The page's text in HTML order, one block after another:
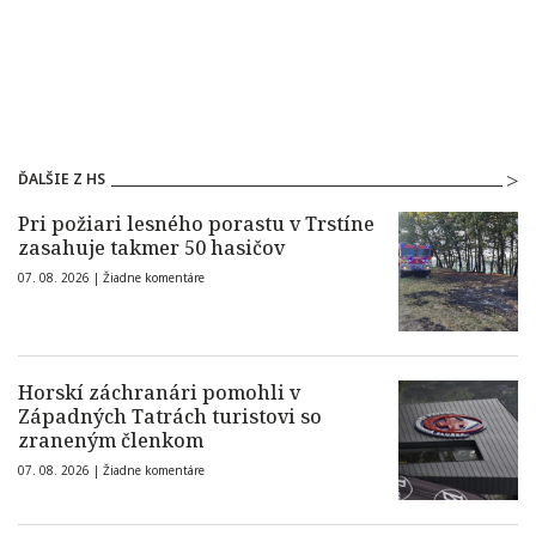
ĎALŠIE Z HS
Pri požiari lesného porastu v Trstíne
zasahuje takmer 50 hasičov
07. 08. 2026 | Žiadne komentáre
Horskí záchranári pomohli v
Západných Tatrách turistovi so
zraneným členkom
07. 08. 2026 | Žiadne komentáre